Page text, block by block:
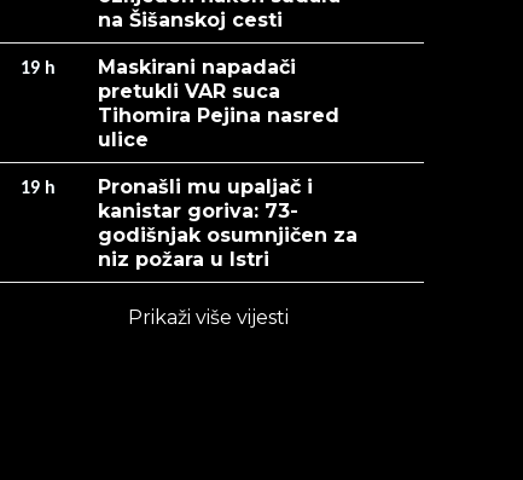
na Šišanskoj cesti
19 h
Maskirani napadači
pretukli VAR suca
Tihomira Pejina nasred
ulice
19 h
Pronašli mu upaljač i
kanistar goriva: 73-
godišnjak osumnjičen za
niz požara u Istri
Prikaži više vijesti